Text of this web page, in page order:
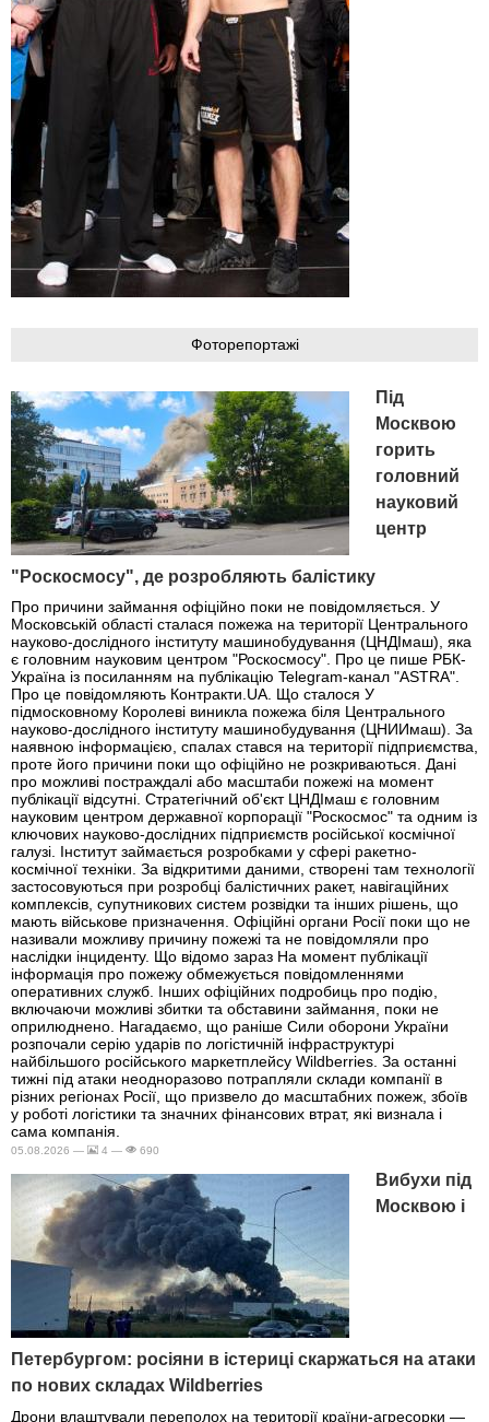
Фоторепортажі
Під
Москвою
горить
головний
науковий
центр
"Роскосмосу", де розробляють балістику
Про причини займання офіційно поки не повідомляється. У
Московській області сталася пожежа на території Центрального
науково-дослідного інституту машинобудування (ЦНДІмаш), яка
є головним науковим центром "Роскосмосу". Про це пише РБК-
Україна із посиланням на публікацію Telegram-канал "ASTRA".
Про це повідомляють Контракти.UA. Що сталося У
підмосковному Королеві виникла пожежа біля Центрального
науково-дослідного інституту машинобудування (ЦНИИмаш). За
наявною інформацією, спалах стався на території підприємства,
проте його причини поки що офіційно не розкриваються. Дані
про можливі постраждалі або масштаби пожежі на момент
публікації відсутні. Стратегічний об'єкт ЦНДІмаш є головним
науковим центром державної корпорації "Роскосмос" та одним із
ключових науково-дослідних підприємств російської космічної
галузі. Інститут займається розробками у сфері ракетно-
космічної техніки. За відкритими даними, створені там технології
застосовуються при розробці балістичних ракет, навігаційних
комплексів, супутникових систем розвідки та інших рішень, що
мають військове призначення. Офіційні органи Росії поки що не
називали можливу причину пожежі та не повідомляли про
наслідки інциденту. Що відомо зараз На момент публікації
інформація про пожежу обмежується повідомленнями
оперативних служб. Інших офіційних подробиць про подію,
включаючи можливі збитки та обставини займання, поки не
оприлюднено. Нагадаємо, що раніше Сили оборони України
розпочали серію ударів по логістичній інфраструктурі
найбільшого російського маркетплейсу Wildberries. За останні
тижні під атаки неодноразово потрапляли склади компанії в
різних регіонах Росії, що призвело до масштабних пожеж, збоїв
у роботі логістики та значних фінансових втрат, які визнала і
сама компанія.
05.08.2026 — 4 — 690
Вибухи під
Москвою і
Петербургом: росіяни в істериці скаржаться на атаки
по нових складах Wildberries
Дрони влаштували переполох на території країни-агресорки —